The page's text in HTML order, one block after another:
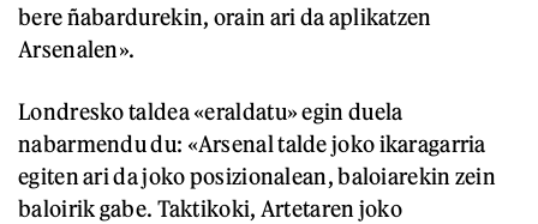
bere ñabardurekin, orain ari da aplikatzen
Arsenalen».
Londresko taldea «eraldatu» egin duela
nabarmendu du: «Arsenal talde joko ikaragarria
egiten ari da joko posizionalean, baloiarekin zein
baloirik gabe. Taktikoki, Artetaren joko